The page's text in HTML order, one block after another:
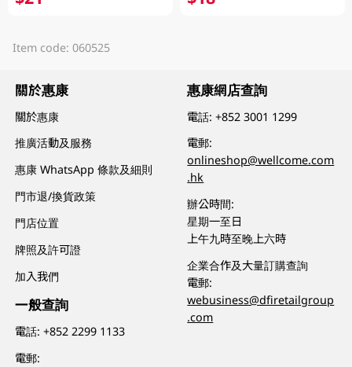
Item code: 060525
關於惠康
關於惠康
推廣活動及服務
惠康 WhatsApp 條款及細則
門市退/換貨政策
門店位置
牌照及許可證
加入我們
一般查詢
電話:+852 2299 1133
電郵:
惠康網店查詢
電話:+852 3001 1299
電郵:
onlineshop@wellcome.com
.hk
辦公時間:
星期一至日
上午九時至晚上六時
企業合作及大量訂購查詢
電郵:
webusiness@dfiretailgroup
.com